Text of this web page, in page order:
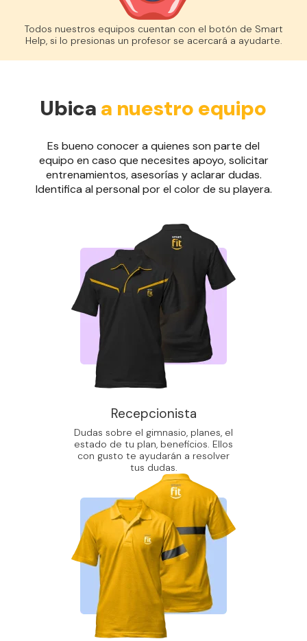
Todos nuestros equipos cuentan con el botón de Smart
Help, si lo presionas un profesor se acercará a ayudarte.
Ubica a nuestro equipo
Es bueno conocer a quienes son parte del
equipo en caso que necesites apoyo, solicitar
entrenamientos, asesorías y aclarar dudas.
Identifica al personal por el color de su playera.
Recepcionista
Dudas sobre el gimnasio, planes, el
estado de tu plan, beneficios. Ellos
con gusto te ayudarán a resolver
tus dudas.